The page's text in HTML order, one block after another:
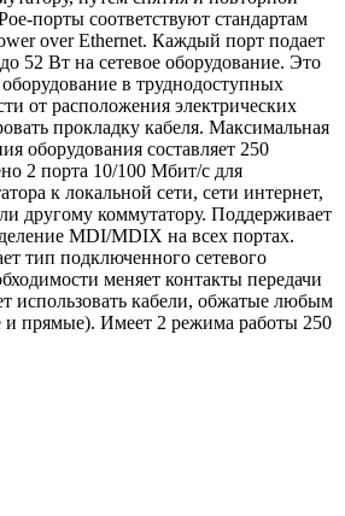
порты соответствуют стандартам
over Ethernet. Каждый порт подает
52 Вт на сетевое оборудование. Это
в труднодоступных
от расположения электрических
прокладку кабеля. Максимальная
оборудования составляет 250
2 порта 10/100 Мбит/с для
к локальной сети, сети интернет,
другому коммутатору. Поддерживает
MDI/MDIX на всех портах.
тип подключенного сетевого
меняет контакты передачи
использовать кабели, обжатые любым
и прямые). Имеет 2 режима работы 250